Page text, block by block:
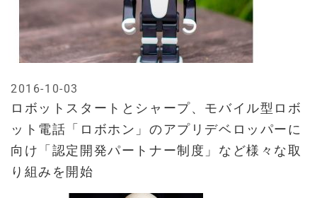
ロボットスタートとシャープ、モバイル型ロボ
ット電話「ロボホン」のアプリデベロッパーに
向け「認定開発パートナー制度」など様々な取
り組みを開始
2016-10-03